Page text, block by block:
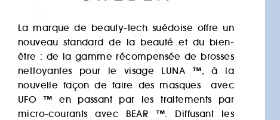
La marque de beauty-tech suédoise offre un
nouveau standard de la beauté et du bien-
être : de la gamme récompensée de brosses
nettoyantes pour le visage LUNA ™, à la
nouvelle façon de faire des masques avec
UFO ™ en passant par les traitements par
micro-courants avec BEAR ™. Diffusant les